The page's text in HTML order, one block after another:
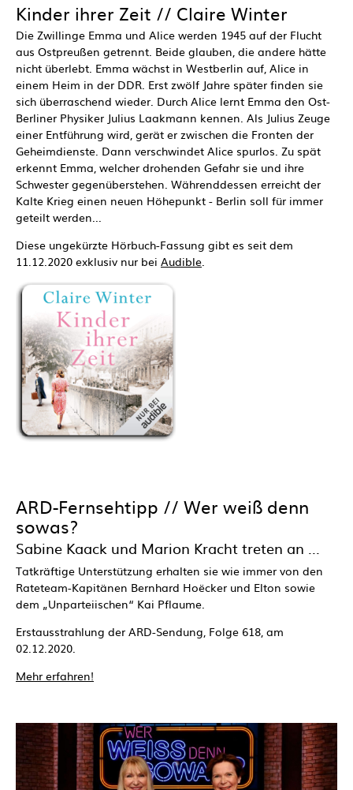
Kinder ihrer Zeit // Claire Winter
Die Zwillinge Emma und Alice werden 1945 auf der Flucht
aus Ostpreußen getrennt. Beide glauben, die andere hätte
nicht überlebt. Emma wächst in Westberlin auf, Alice in
einem Heim in der DDR. Erst zwölf Jahre später finden sie
sich überraschend wieder. Durch Alice lernt Emma den Ost-
Berliner Physiker Julius Laakmann kennen. Als Julius Zeuge
einer Entführung wird, gerät er zwischen die Fronten der
Geheimdienste. Dann verschwindet Alice spurlos. Zu spät
erkennt Emma, welcher drohenden Gefahr sie und ihre
Schwester gegenüberstehen. Währenddessen erreicht der
Kalte Krieg einen neuen Höhepunkt - Berlin soll für immer
geteilt werden...
Diese ungekürzte Hörbuch-Fassung gibt es seit dem
11.12.2020 exklusiv nur bei Audible
ARD-Fernsehtipp // Wer weiß denn
sowas?
Sabine Kaack und Marion Kracht treten an ...
Tatkräftige Unterstützung erhalten sie wie immer von den
Rateteam-Kapitänen Bernhard Hoëcker und Elton sowie
dem „Unparteiischen“ Kai Pflaume.
Erstausstrahlung der ARD-Sendung, Folge 618, am
02.12.2020.
Mehr erfahren!